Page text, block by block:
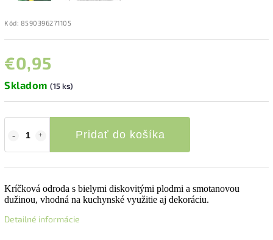
Kód: 8590396271105
€0,95
Skladom (15 ks)
Pridať do košíka
Kríčková odroda s bielymi diskovitými plodmi a smotanovou
dužinou, vhodná na kuchynské využitie aj dekoráciu.
Detailné informácie